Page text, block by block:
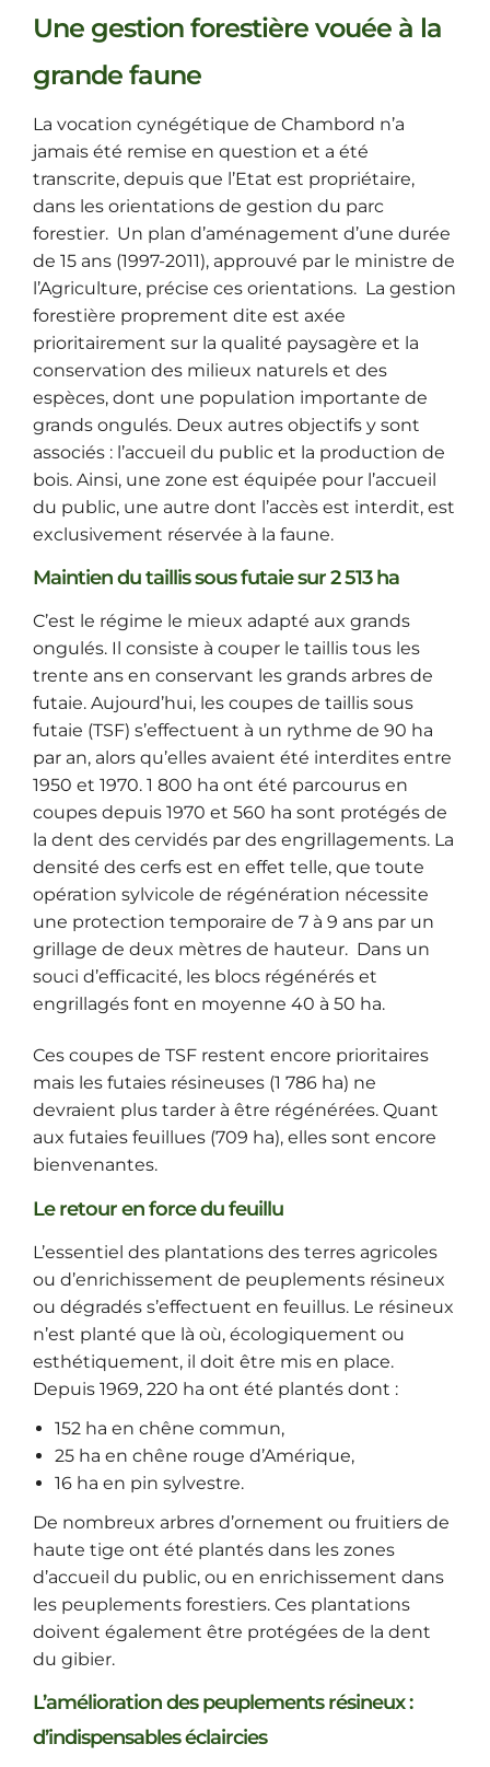
Une gestion forestière vouée à la
grande faune
La vocation cynégétique de Chambord n’a
jamais été remise en question et a été
transcrite, depuis que l’Etat est propriétaire,
dans les orientations de gestion du parc
forestier. Un plan d’aménagement d’une durée
de 15 ans (1997-2011), approuvé par le ministre de
l’Agriculture, précise ces orientations. La gestion
forestière proprement dite est axée
prioritairement sur la qualité paysagère et la
conservation des milieux naturels et des
espèces, dont une population importante de
grands ongulés. Deux autres objectifs y sont
associés : l’accueil du public et la production de
bois. Ainsi, une zone est équipée pour l’accueil
du public, une autre dont l’accès est interdit, est
exclusivement réservée à la faune.
Maintien du taillis sous futaie sur 2 513 ha
C’est le régime le mieux adapté aux grands
ongulés. Il consiste à couper le taillis tous les
trente ans en conservant les grands arbres de
futaie. Aujourd’hui, les coupes de taillis sous
futaie (TSF) s’effectuent à un rythme de 90 ha
par an, alors qu’elles avaient été interdites entre
1950 et 1970. 1 800 ha ont été parcourus en
coupes depuis 1970 et 560 ha sont protégés de
la dent des cervidés par des engrillagements. La
densité des cerfs est en effet telle, que toute
opération sylvicole de régénération nécessite
une protection temporaire de 7 à 9 ans par un
grillage de deux mètres de hauteur. Dans un
souci d’efficacité, les blocs régénérés et
engrillagés font en moyenne 40 à 50 ha.
Ces coupes de TSF restent encore prioritaires
mais les futaies résineuses (1 786 ha) ne
devraient plus tarder à être régénérées. Quant
aux futaies feuillues (709 ha), elles sont encore
bienvenantes.
Le retour en force du feuillu
L’essentiel des plantations des terres agricoles
ou d’enrichissement de peuplements résineux
ou dégradés s’effectuent en feuillus. Le résineux
n’est planté que là où, écologiquement ou
esthétiquement, il doit être mis en place.
Depuis 1969, 220 ha ont été plantés dont :
152 ha en chêne commun,
25 ha en chêne rouge d’Amérique,
16 ha en pin sylvestre.
De nombreux arbres d’ornement ou fruitiers de
haute tige ont été plantés dans les zones
d’accueil du public, ou en enrichissement dans
les peuplements forestiers. Ces plantations
doivent également être protégées de la dent
du gibier.
L’amélioration des peuplements résineux :
d’indispensables éclaircies